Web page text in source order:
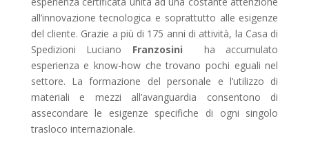
all’innovazione tecnologica e soprattutto alle esigenze
del cliente. Grazie a più di 175 anni di attività, la Casa di
Spedizioni Luciano Franzosini
ha accumulato
esperienza e know-how che trovano pochi eguali nel
settore. La formazione del personale e l’utilizzo di
materiali e mezzi all’avanguardia consentono di
assecondare le esigenze specifiche di ogni singolo
trasloco internazionale.